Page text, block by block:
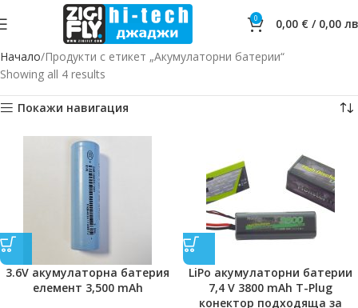
0 0,00 € / 0,00
Начало Продукти с етикет „Акумулаторни батерии“
Showing all 4 results
Покажи навигация
3.6V акумулаторна батерия
елемент 3,500 mAh
LiPo акумулаторни батерии
7,4 V 3800 mAh T-Plug
конектор подходяща за